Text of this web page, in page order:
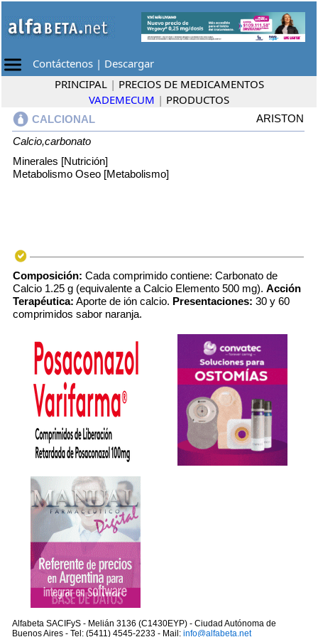
Contáctenos | Descargar
PRINCIPAL | PRECIOS DE MEDICAMENTOS
VADEMECUM | PRODUCTOS
CALCIONAL
ARISTON
Calcio,carbonato
Minerales [Nutrición]
Metabolismo Oseo [Metabolismo]
Composición: Cada comprimido contiene: Carbonato de
Calcio 1.25 g (equivalente a Calcio Elemento 500 mg). Acción
Terapéutica: Aporte de ión calcio. Presentaciones: 30 y 60
comprimidos sabor naranja.
Alfabeta SACIFyS - Melián 3136 (C1430EYP) - Ciudad Autónoma de
Buenos Aires - Tel: (5411) 4545-2233 - Mail: info@alfabeta.net